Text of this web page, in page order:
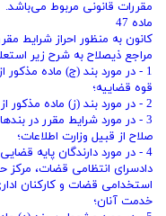
مقررات قانونی مربوط می‌باشد.
ماده 47
مراجع ذیصلاح به شرح زیر
1 - در مورد بند (ج) ماده
قوه قضاییه؛
2 - در مورد بند (ز) ماده مذکور از پزشکی قانونی؛
3 - در مورد شرایط مقرر در
‌صلاح از قبیل وزارت اطلاعات؛
4 - در مورد دارندگان پایه
دادسرای انتظامی قضات، مرکز
استخدامی قضات و کارکنان
خدمت آنان؛